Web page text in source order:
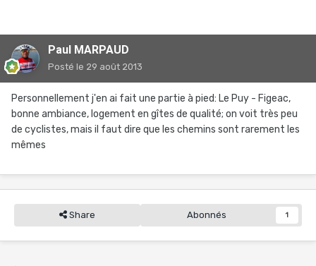
Paul MARPAUD
Posté le 29 août 2013
Personnellement j'en ai fait une partie à pied: Le Puy - Figeac,
bonne ambiance, logement en gîtes de qualité; on voit très peu
de cyclistes, mais il faut dire que les chemins sont rarement les
mêmes
Share Abonnés 1